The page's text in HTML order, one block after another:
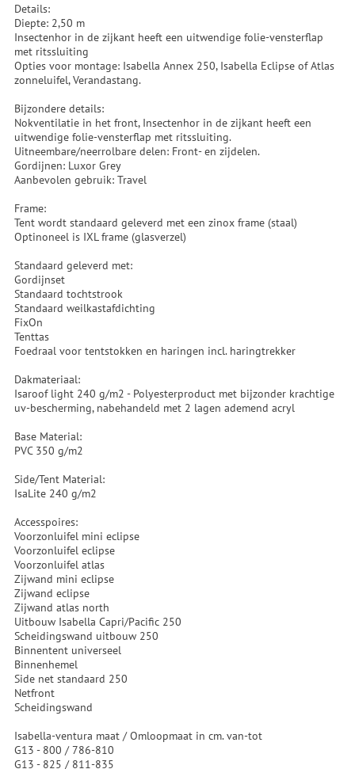
Details:
Diepte: 2,50 m
Insectenhor in de zijkant heeft een uitwendige folie-vensterflap
met ritssluiting
Opties voor montage: Isabella Annex 250, Isabella Eclipse of Atlas
zonneluifel, Verandastang.
Bijzondere details:
Nokventilatie in het front, Insectenhor in de zijkant heeft een
uitwendige folie-vensterflap met ritssluiting.
Uitneembare/neerrolbare delen: Front- en zijdelen.
Gordijnen: Luxor Grey
Aanbevolen gebruik: Travel
Frame:
Tent wordt standaard geleverd met een zinox frame (staal)
Optinoneel is IXL frame (glasverzel)
Standaard geleverd met:
Gordijnset
Standaard tochtstrook
Standaard weilkastafdichting
FixOn
Tenttas
Foedraal voor tentstokken en haringen incl. haringtrekker
Dakmateriaal:
Isaroof light 240 g/m2 - Polyesterproduct met bijzonder krachtige
uv-bescherming, nabehandeld met 2 lagen ademend acryl
Base Material:
PVC 350 g/m2
Side/Tent Material:
IsaLite 240 g/m2
Accesspoires:
Voorzonluifel mini eclipse
Voorzonluifel eclipse
Voorzonluifel atlas
Zijwand mini eclipse
Zijwand eclipse
Zijwand atlas north
Uitbouw Isabella Capri/Pacific 250
Scheidingswand uitbouw 250
Binnentent universeel
Binnenhemel
Side net standaard 250
Netfront
Scheidingswand
Isabella-ventura maat / Omloopmaat in cm. van-tot
G13 - 800 / 786-810
G13 - 825 / 811-835